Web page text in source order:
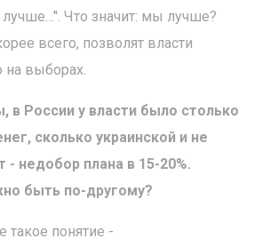
Что значит: мы лучше?
всего, позволят власти
на выборах.
в России у власти было столько
сколько украинской и не
- недобор плана в 15-20%.
быть по-другому?
такое понятие -